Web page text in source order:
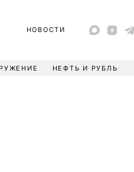
НОВОСТИ
НЕФТЬ И РУБЛЬ